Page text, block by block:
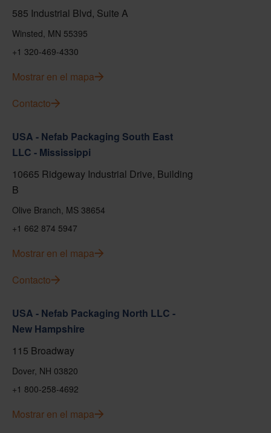
585 Industrial Blvd, Suite A
Winsted, MN 55395
+1 320-469-4330
Mostrar en el mapa
Contacto
USA - Nefab Packaging South East
LLC - Mississippi
10665 Ridgeway Industrial Drive, Building
B
Olive Branch, MS 38654
+1 662 874 5947
Mostrar en el mapa
Contacto
USA - Nefab Packaging North LLC -
New Hampshire
115 Broadway
Dover, NH 03820
+1 800-258-4692
Mostrar en el mapa